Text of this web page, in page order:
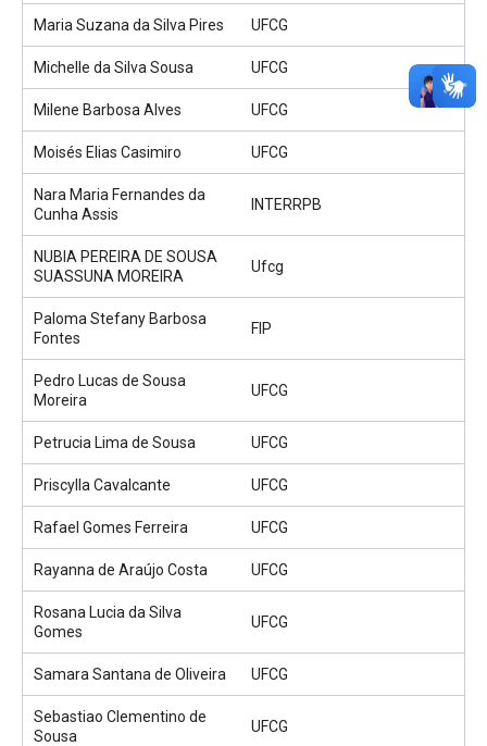
Maria Suzana da Silva Pires UFCG
Michelle da Silva Sousa UFCG
Milene Barbosa Alves UFCG
Moisés Elias Casimiro UFCG
Nara Maria Fernandes da
Cunha Assis
INTERRPB
NUBIA PEREIRA DE SOUSA
SUASSUNA MOREIRA
Ufcg
Paloma Stefany Barbosa
Fontes
FIP
Pedro Lucas de Sousa
Moreira
UFCG
Petrucia Lima de Sousa UFCG
Priscylla Cavalcante UFCG
Rafael Gomes Ferreira UFCG
Rayanna de Araújo Costa UFCG
Rosana Lucia da Silva
Gomes
UFCG
Samara Santana de Oliveira UFCG
Sebastiao Clementino de
Sousa
UFCG